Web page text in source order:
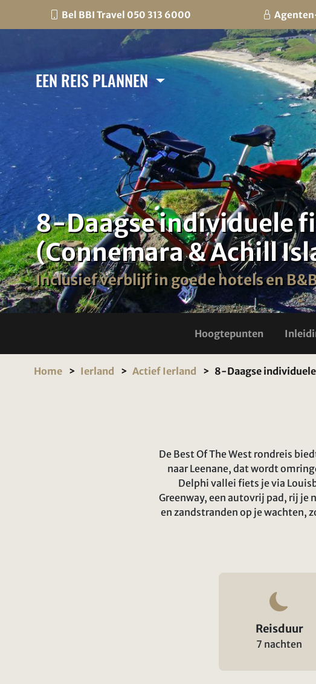
Bel BBI Travel 050 313 6000
EEN REIS PLANNEN
8-Daagse individuele
(Connemara & Achill
Inclusief verblijf in goede hotels en
Hoogtepunten
Home Ierland Actief Ierland 8-Daagse
De Best Of The West rondreis
naar Leenane, dat wordt
Delphi vallei fiets je via
Greenway, een autovrij pad, rij je
en zandstranden op je wachten,
Reisduur
7 nachten